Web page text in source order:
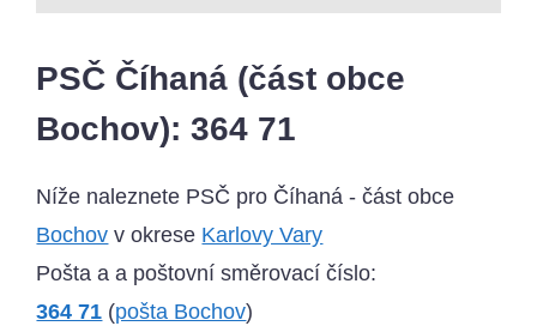
PSČ Číhaná (část obce
Bochov): 364 71
Níže naleznete PSČ pro Číhaná - část obce
Bochov v okrese Karlovy Vary
Pošta a a poštovní směrovací číslo:
364 71 (pošta Bochov)